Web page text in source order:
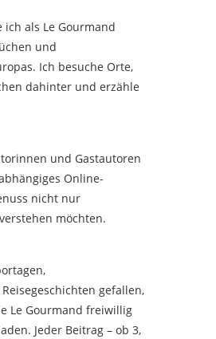
ich als Le Gourmand
und
Ich besuche Orte,
dahinter und erzähle
und Gastautoren
Online-
nicht nur
möchten.
gefallen,
Le Gourmand freiwillig
Jeder Beitrag – ob 3,